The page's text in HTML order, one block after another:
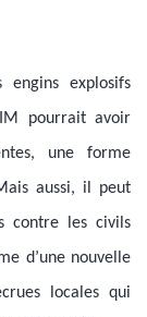
explosifs
pourrait avoir
une forme
aussi, il peut
contre les civils
d’une nouvelle
locales qui